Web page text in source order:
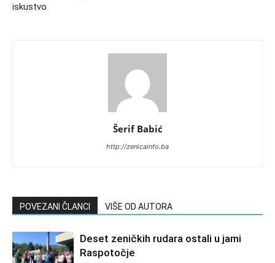
iskustvo
Šerif Babić
http://zenicainfo.ba
POVEZANI ČLANCI VIŠE OD AUTORA
Deset zeničkih rudara ostali u jami
Raspotočje